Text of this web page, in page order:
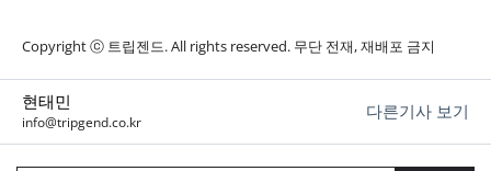
Copyright ⓒ 트립젠드. All rights reserved. 무단 전재, 재배포 금지
현태민
info@tripgend.co.kr
다른기사 보기